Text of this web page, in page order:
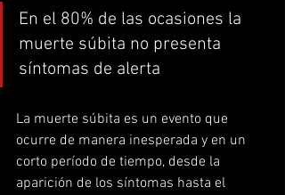
En el 80% de las ocasiones la
muerte súbita no presenta
síntomas de alerta
La muerte súbita es un evento que
ocurre de manera inesperada y en un
corto período de tiempo, desde la
aparición de los síntomas hasta el